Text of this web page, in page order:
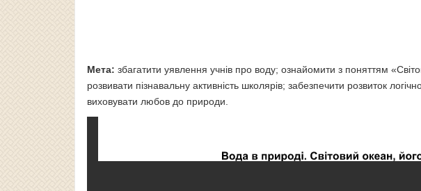
Мета: збагатити уявлення учнів про воду; ознайомити з поняттям
розвивати пізнавальну активність школярів; забезпечити розвиток
виховувати любов до природи.